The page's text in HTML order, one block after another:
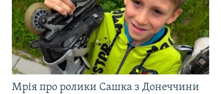
Мрія про ролики Сашка з Донеччини